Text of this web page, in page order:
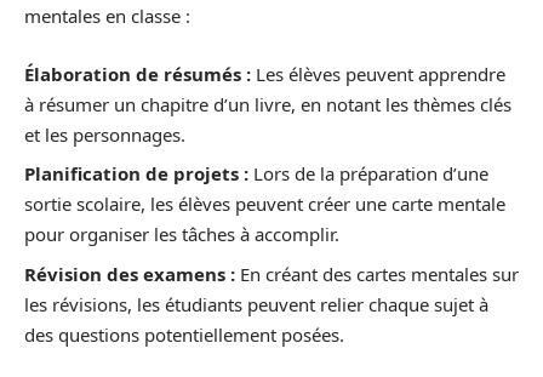
mentales en classe :
Élaboration de résumés : Les élèves peuvent apprendre
à résumer un chapitre d’un livre, en notant les thèmes clés
et les personnages.
Planification de projets : Lors de la préparation d’une
sortie scolaire, les élèves peuvent créer une carte mentale
pour organiser les tâches à accomplir.
Révision des examens : En créant des cartes mentales sur
les révisions, les étudiants peuvent relier chaque sujet à
des questions potentiellement posées.